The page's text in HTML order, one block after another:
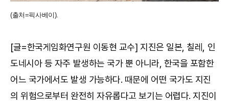
(출처=픽사베이).
[글=한국게임화연구원 이동현 교수] 지진은 일본, 칠레, 인
도네시아 등 자주 발생하는 국가 뿐 아니라, 한국을 포함한
어느 국가에서도 발생 가능하다. 때문에 어떤 국가도 지진
의 위험으로부터 완전히 자유롭다고 보기는 어렵다. 지진이